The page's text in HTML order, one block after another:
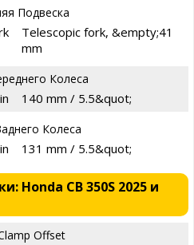
Подвеска
Telescopic fork, &empty;41
mm
Колеса
140 mm / 5.5&quot;
Колеса
131 mm / 5.5&quot;
Honda CB 350S 2025 и
Offset